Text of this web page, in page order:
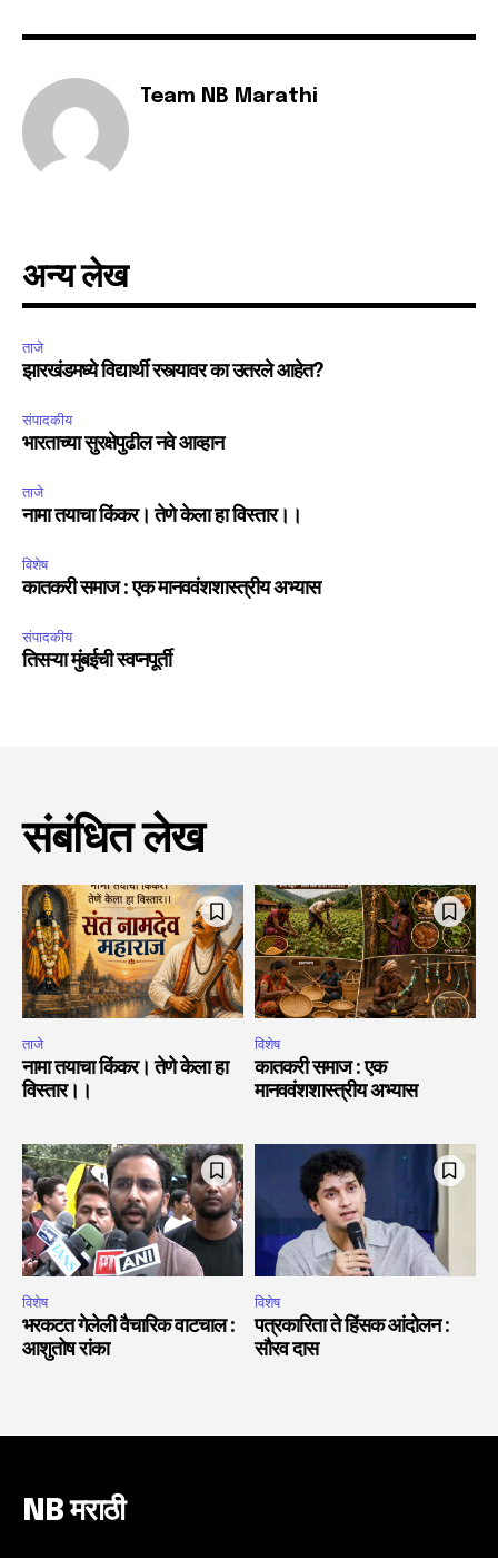
Team NB Marathi
अन्य लेख
ताजे
झारखंडमध्ये विद्यार्थी रस्त्यावर का उतरले आहेत?
संपादकीय
भारताच्या सुरक्षेपुढील नवे आव्हान
ताजे
नामा तयाचा किंकर। तेणे केला हा विस्तार।।
विशेष
कातकरी समाज : एक मानववंशशास्त्रीय अभ्यास
संपादकीय
तिसऱ्या मुंबईची स्वप्नपूर्ती
संबंधित लेख
ताजे
नामा तयाचा किंकर। तेणे केला हा
विस्तार।।
विशेष
कातकरी समाज : एक
मानववंशशास्त्रीय अभ्यास
विशेष
भरकटत गेलेली वैचारिक वाटचाल :
आशुतोष रांका
विशेष
पत्रकारिता ते हिंसक आंदोलन :
सौरव दास
NB मराठी